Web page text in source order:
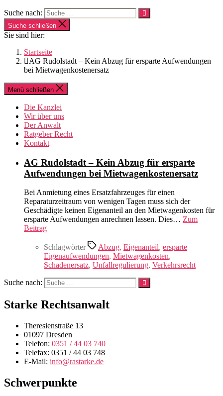
Suche nach:
Suche schließen
Sie sind hier:
Startseite
AG Rudolstadt – Kein Abzug für ersparte Aufwendungen
bei Mietwagenkostenersatz
Menü schließen
Die Kanzlei
Wir über uns
Der Anwalt
Ratgeber Recht
Kontakt
AG Rudolstadt – Kein Abzug für ersparte
Aufwendungen bei Mietwagenkostenersatz
Bei Anmietung eines Ersatzfahrzeuges für einen
Reparaturzeitraum von wenigen Tagen muss sich der
Geschädigte keinen Eigenanteil an den Mietwagenkosten für
ersparte Aufwendungen anrechnen lassen. Dies… Zum
Beitrag
Schlagwörter Abzug, Eigenanteil, ersparte
Eigenaufwendungen, Mietwagenkosten,
Schadenersatz, Unfallregulierung, Verkehrsrecht
Suche nach:
Starke Rechtsanwalt
Theresienstraße 13
01097 Dresden
Telefon: 0351 / 44 03 740
Telefax: 0351 / 44 03 748
E-Mail: info@rastarke.de
Schwerpunkte